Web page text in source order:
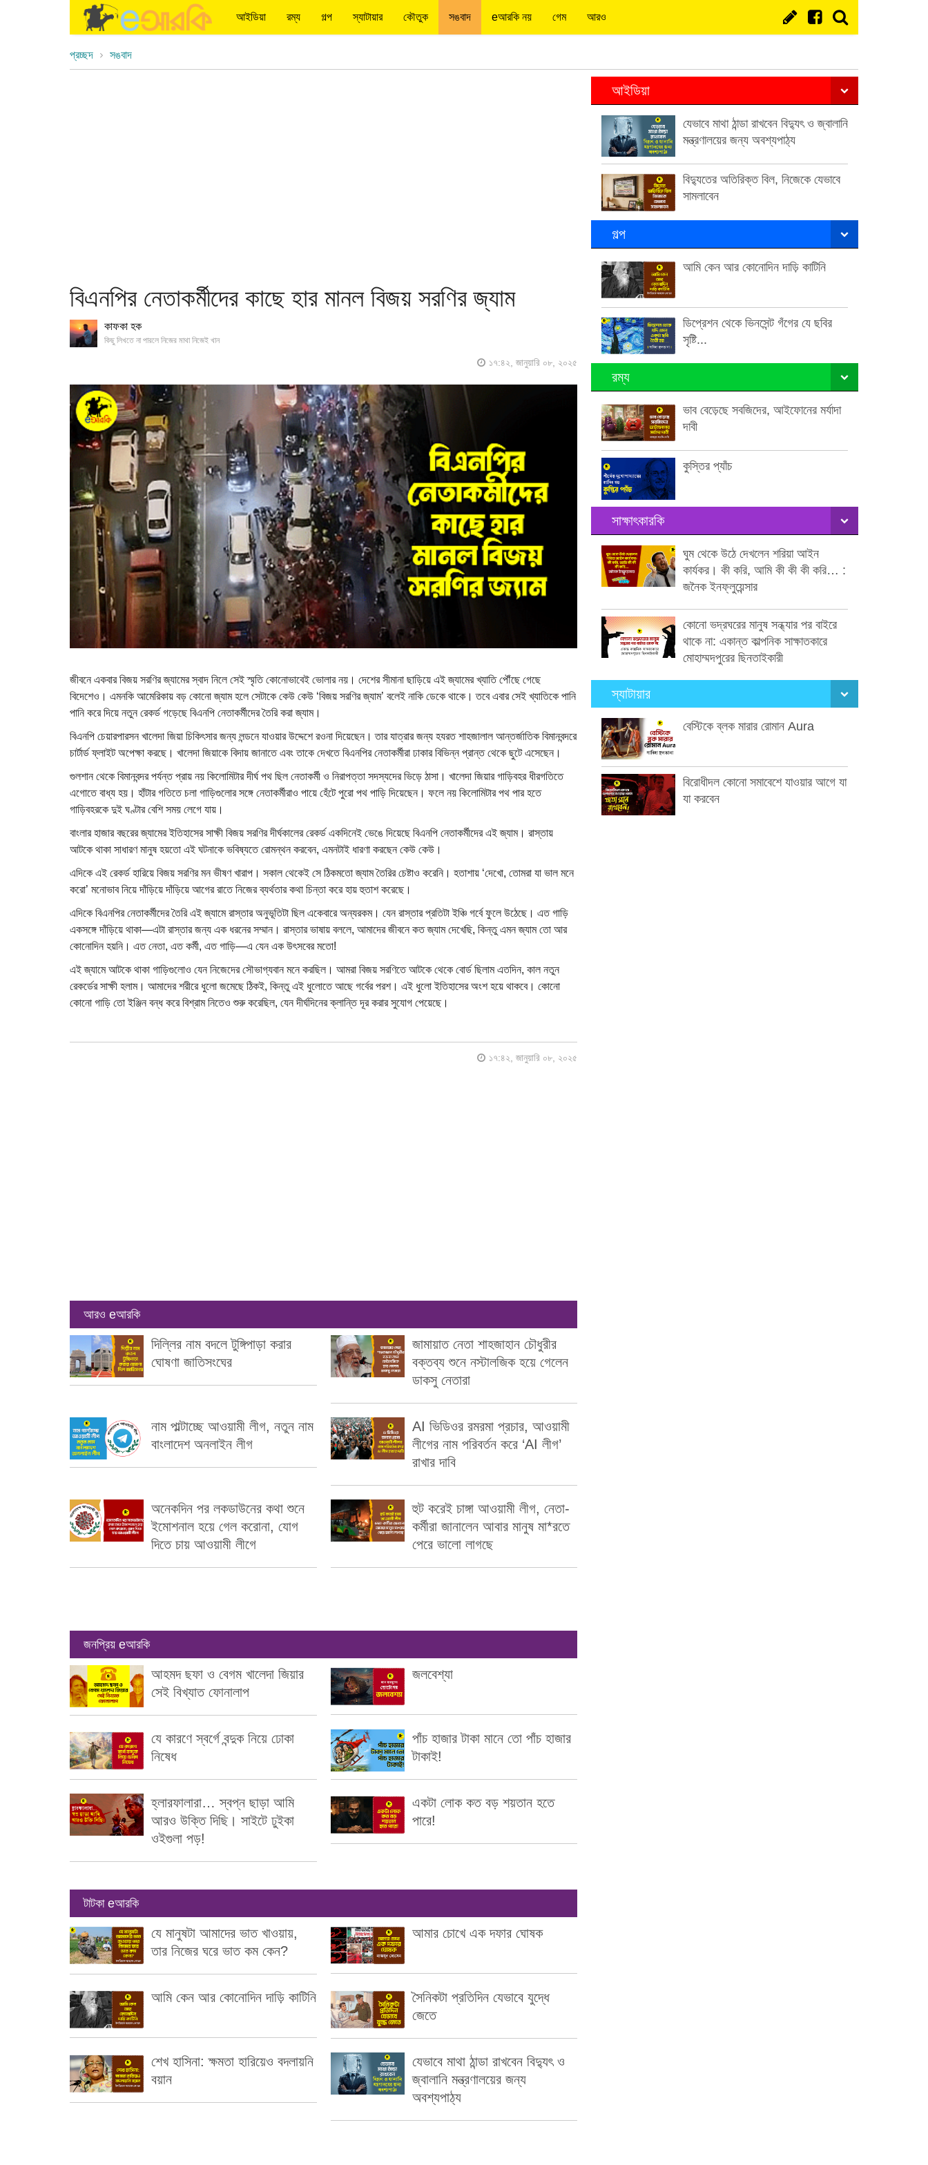
আইডিয়া রম্য গল্প স্যাটায়ার কৌতুক সঙবাদ eআরকি নয় গেম আরও
প্রচ্ছদ সঙবাদ
বিএনপির নেতাকর্মীদের কাছে হার মানল বিজয় সরণির জ্যাম
কাফকা হক
কিছু লিখতে না পারলে নিজের মাথা নিজেই খান
১৭:৪২, জানুয়ারি ০৮, ২০২৫
জীবনে একবার বিজয় সরণির জ্যামের স্বাদ নিলে সেই স্মৃতি কোনোভাবেই ভোলার নয়। দেশের সীমানা ছাড়িয়ে এই জ্যামের খ্যাতি পৌঁছে গেছে
বিদেশেও। এমনকি আমেরিকায় বড় কোনো জ্যাম হলে সেটাকে কেউ কেউ ‘বিজয় সরণির জ্যাম’ বলেই নাকি ডেকে থাকে। তবে এবার সেই খ্যাতিকে পানি
পানি করে দিয়ে নতুন রেকর্ড গড়েছে বিএনপি নেতাকর্মীদের তৈরি করা জ্যাম।
বিএনপি চেয়ারপারসন খালেদা জিয়া চিকিৎসার জন্য লন্ডনে যাওয়ার উদ্দেশে রওনা দিয়েছেন। তার যাত্রার জন্য হযরত শাহজালাল আন্তর্জাতিক বিমানবন্দরে
চার্টার্ড ফ্লাইট অপেক্ষা করছে। খালেদা জিয়াকে বিদায় জানাতে এবং তাকে দেখতে বিএনপির নেতাকর্মীরা ঢাকার বিভিন্ন প্রান্ত থেকে ছুটে এসেছেন।
গুলশান থেকে বিমানবন্দর পর্যন্ত প্রায় নয় কিলোমিটার দীর্ঘ পথ ছিল নেতাকর্মী ও নিরাপত্তা সদস্যদের ভিড়ে ঠাসা। খালেদা জিয়ার গাড়িবহর ধীরগতিতে
এগোতে বাধ্য হয়। হাঁটার গতিতে চলা গাড়িগুলোর সঙ্গে নেতাকর্মীরাও পায়ে হেঁটে পুরো পথ পাড়ি দিয়েছেন। ফলে নয় কিলোমিটার পথ পার হতে
গাড়িবহরকে দুই ঘণ্টার বেশি সময় লেগে যায়।
বাংলার হাজার বছরের জ্যামের ইতিহাসের সাক্ষী বিজয় সরণির দীর্ঘকালের রেকর্ড একদিনেই ভেঙে দিয়েছে বিএনপি নেতাকর্মীদের এই জ্যাম। রাস্তায়
আটকে থাকা সাধারণ মানুষ হয়তো এই ঘটনাকে ভবিষ্যতে রোমন্থন করবেন, এমনটাই ধারণা করছেন কেউ কেউ।
এদিকে এই রেকর্ড হারিয়ে বিজয় সরণির মন ভীষণ খারাপ। সকাল থেকেই সে ঠিকমতো জ্যাম তৈরির চেষ্টাও করেনি। হতাশায় ‘দেখো, তোমরা যা ভাল মনে
করো’ মনোভাব নিয়ে দাঁড়িয়ে দাঁড়িয়ে আগের রাতে নিজের ব্যর্থতার কথা চিন্তা করে হায় হুতাশ করেছে।
এদিকে বিএনপির নেতাকর্মীদের তৈরি এই জ্যামে রাস্তার অনুভূতিটা ছিল একেবারে অন্যরকম। যেন রাস্তার প্রতিটা ইঞ্চি গর্বে ফুলে উঠেছে। এত গাড়ি
একসঙ্গে দাঁড়িয়ে থাকা—এটা রাস্তার জন্য এক ধরনের সম্মান। রাস্তার ভাষায় বললে, আমাদের জীবনে কত জ্যাম দেখেছি, কিন্তু এমন জ্যাম তো আর
কোনোদিন হয়নি। এত নেতা, এত কর্মী, এত গাড়ি—এ যেন এক উৎসবের মতো!
এই জ্যামে আটকে থাকা গাড়িগুলোও যেন নিজেদের সৌভাগ্যবান মনে করছিল। আমরা বিজয় সরণিতে আটকে থেকে বোর্ড ছিলাম এতদিন, কাল নতুন
রেকর্ডের সাক্ষী হলাম। আমাদের শরীরে ধুলো জমেছে ঠিকই, কিন্তু এই ধুলোতে আছে গর্বের পরশ। এই ধুলো ইতিহাসের অংশ হয়ে থাকবে। কোনো
কোনো গাড়ি তো ইঞ্জিন বন্ধ করে বিশ্রাম নিতেও শুরু করেছিল, যেন দীর্ঘদিনের ক্লান্তি দূর করার সুযোগ পেয়েছে।
১৭:৪২, জানুয়ারি ০৮, ২০২৫
আরও eআরকি
দিল্লির নাম বদলে টুঙ্গিপাড়া করার
ঘোষণা জাতিসংঘের
জামায়াত নেতা শাহজাহান চৌধুরীর
বক্তব্য শুনে নস্টালজিক হয়ে গেলেন
ডাকসু নেতারা
নাম পাল্টাচ্ছে আওয়ামী লীগ, নতুন নাম
বাংলাদেশ অনলাইন লীগ
AI ভিডিওর রমরমা প্রচার, আওয়ামী
লীগের নাম পরিবর্তন করে ‘AI লীগ’
রাখার দাবি
অনেকদিন পর লকডাউনের কথা শুনে
ইমোশনাল হয়ে গেল করোনা, যোগ
দিতে চায় আওয়ামী লীগে
হুট করেই চাঙ্গা আওয়ামী লীগ, নেতা-
কর্মীরা জানালেন আবার মানুষ মা*রতে
পেরে ভালো লাগছে
জনপ্রিয় eআরকি
আহমদ ছফা ও বেগম খালেদা জিয়ার
সেই বিখ্যাত ফোনালাপ
জলবেশ্যা
যে কারণে স্বর্গে বন্দুক নিয়ে ঢোকা
নিষেধ
পাঁচ হাজার টাকা মানে তো পাঁচ হাজার
টাকাই!
হ্লারফালারা… স্বপ্ন ছাড়া আমি
আরও উক্তি দিছি। সাইটে ঢুইকা
ওইগুলা পড়!
একটা লোক কত বড় শয়তান হতে
পারে!
টাটকা eআরকি
যে মানুষটা আমাদের ভাত খাওয়ায়,
তার নিজের ঘরে ভাত কম কেন?
আমার চোখে এক দফার ঘোষক
আমি কেন আর কোনোদিন দাড়ি কাটিনি
সৈনিকটা প্রতিদিন যেভাবে যুদ্ধে
জেতে
শেখ হাসিনা: ক্ষমতা হারিয়েও বদলায়নি
বয়ান
যেভাবে মাথা ঠান্ডা রাখবেন বিদ্যুৎ ও
জ্বালানি মন্ত্রণালয়ের জন্য
অবশ্যপাঠ্য
আইডিয়া
যেভাবে মাথা ঠান্ডা রাখবেন বিদ্যুৎ ও জ্বালানি
মন্ত্রণালয়ের জন্য অবশ্যপাঠ্য
বিদ্যুতের অতিরিক্ত বিল, নিজেকে যেভাবে
সামলাবেন
গল্প
আমি কেন আর কোনোদিন দাড়ি কাটিনি
ডিপ্রেশন থেকে ভিনসেন্ট গঁগের যে ছবির
সৃষ্টি...
রম্য
ভাব বেড়েছে সবজিদের, আইফোনের মর্যাদা
দাবী
কুস্তির প্যাঁচ
সাক্ষাৎকারকি
ঘুম থেকে উঠে দেখলেন শরিয়া আইন
কার্যকর। কী করি, আমি কী কী কী করি… :
জনৈক ইনফ্লুয়েন্সার
কোনো ভদ্রঘরের মানুষ সন্ধ্যার পর বাইরে
থাকে না: একান্ত কাল্পনিক সাক্ষাতকারে
মোহাম্মদপুরের ছিনতাইকারী
স্যাটায়ার
বেস্টিকে ব্লক মারার রোমান Aura
বিরোধীদল কোনো সমাবেশে যাওয়ার আগে যা
যা করবেন